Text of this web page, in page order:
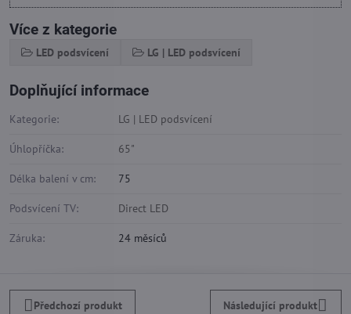
Více z kategorie
LED podsvícení LG | LED podsvícení
Doplňující informace
Kategorie: LG | LED podsvícení
Úhlopříčka: 65"
Délka balení v cm: 75
Podsvícení TV: Direct LED
Záruka: 24 měsíců
Předchozí produkt Následující produkt